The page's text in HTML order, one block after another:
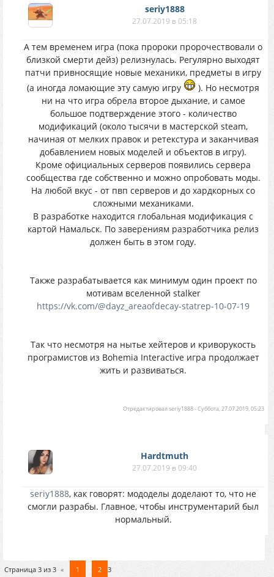
seriy1888
27.07.2019 в 05:18
А тем временем игра (пока пророки пророчествовали о
близкой смерти дейз) релизнулась. Регулярно выходят
патчи привносящие новые механики, предметы в игру
(а иногда ломающие эту самую игру
). Но несмотря
ни на что игра обрела второе дыхание, и самое
большое подтверждение этого - количество
модификаций (около тысячи в мастерской steam,
начиная от мелких правок и ретекстура и заканчивая
добавлением новых моделей и объектов в игру).
Кроме официальных серверов появились сервера
сообщества где собственно и можно опробовать моды.
На любой вкус - от пвп серверов и до хардкорных со
сложными механиками.
В разработке находится глобальная модификация с
картой Намальск. По заверениям разработчика релиз
должен быть в этом году.
Также разрабатывается как минимум один проект по
мотивам вселенной stalker
https://vk.com/@dayz_areaofdecay-statrep-10-07-19
Так что несмотря на нытье хейтеров и криворукость
програмистов из Bohemia Interactive игра продолжает
жить и развиваться.
Отредактировалseriy1888-Суббота, 27.07.2019, 05:23
Hardtmuth
27.07.2019 в 09:40
seriy1888, как говорят: мододелы доделают то, что не
смогли разрабы. Главное, чтобы инструментарий был
нормальный.
Страница 3 из 3 « 1 2 3